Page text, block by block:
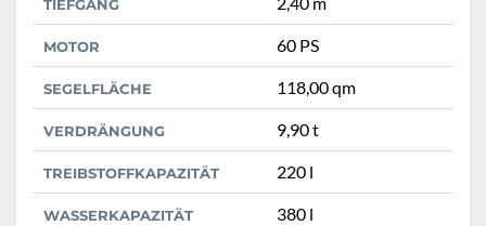
TIEFGANG
MOTOR 60 PS
SEGELFLÄCHE 118,00 qm
VERDRÄNGUNG 9,90 t
TREIBSTOFFKAPAZITÄT 220 l
WASSERKAPAZITÄT 380 l